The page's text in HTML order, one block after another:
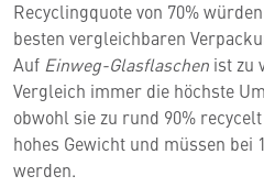
Recyclingquote von 70%
besten vergleichbaren
Auf Einweg-Glasflaschen ist zu
Vergleich immer die höchste
obwohl sie zu rund 90%
hohes Gewicht und müssen bei
werden.